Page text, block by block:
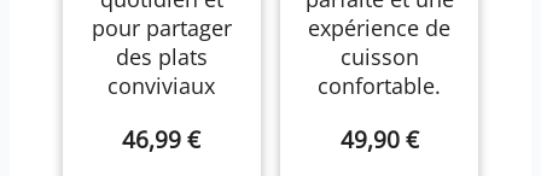
pour partager
des plats
conviviaux
46,99 €
expérience de
cuisson
confortable.
49,90 €